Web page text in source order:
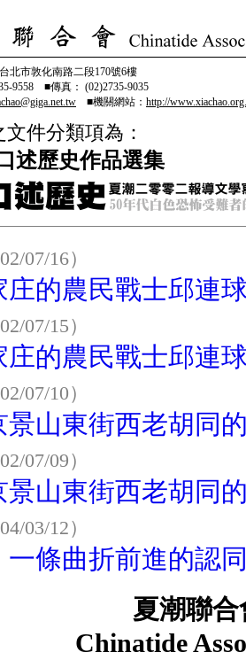
北市敦化南路二段170號6樓
9558 ■傳真： (02)2735-9035
■機關網站： http://
件分類項為：
述歷史作品選集
07/16）
庄的農民戰士邱連
07/15）
庄的農民戰士邱連
07/10）
景山東街西老胡同
07/09）
景山東街西老胡同
03/12）
一條曲折前進的認
夏潮聯合
Chinatide